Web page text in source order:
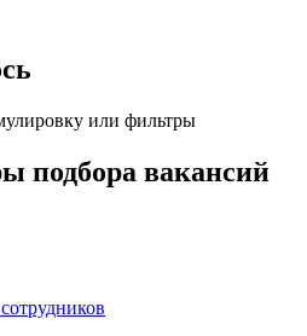
или фильтры
подбора вакансий